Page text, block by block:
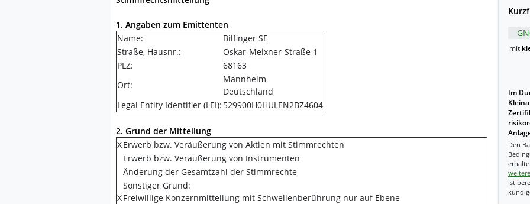
1. Angaben zum Emittenten
Name:
Bilfinger SE
Straße, Hausnr.:
Oskar-Meixner-Straße 1
PLZ:
68163
Ort:
Mannheim
Deutschland
Legal Entity Identifier (LEI): 529900H0HULEN2BZ4604
2. Grund der Mitteilung
XErwerb bzw. Veräußerung von Aktien mit Stimmrechten
Erwerb bzw. Veräußerung von Instrumenten
Änderung der Gesamtzahl der Stimmrechte
X
Sonstiger Grund:
Freiwillige Konzernmitteilung mit Schwellenberührung nur auf Ebene
mit
Im
Den
ist